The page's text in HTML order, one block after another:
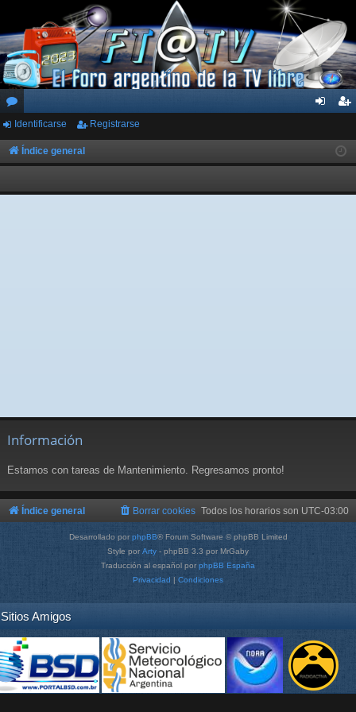
or
os
ar
ist
rs
Identificarse Registrarse
Índice general
Información
Estamos con tareas de Mantenimiento. Regresamos pronto!
Índice general Todos los horarios son UTC-03:00
Borrar cookies
Desarrollado por phpBB® Forum Software © phpBB Limited
Style por Arty - phpBB 3.3 por MrGaby
Traducción al español por phpBB España
Privacidad | Condiciones
Sitios Amigos